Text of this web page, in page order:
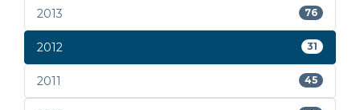
2013 76
2012 31
2011 45